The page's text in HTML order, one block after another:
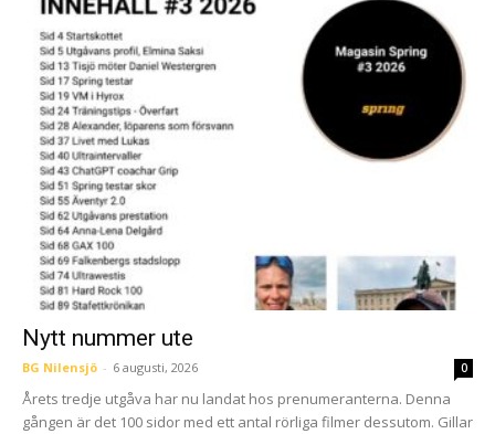
Nytt nummer ute
BG Nilensjö - 6 augusti, 2026 0
Årets tredje utgåva har nu landat hos prenumeranterna. Denna
gången är det 100 sidor med ett antal rörliga filmer dessutom. Gillar